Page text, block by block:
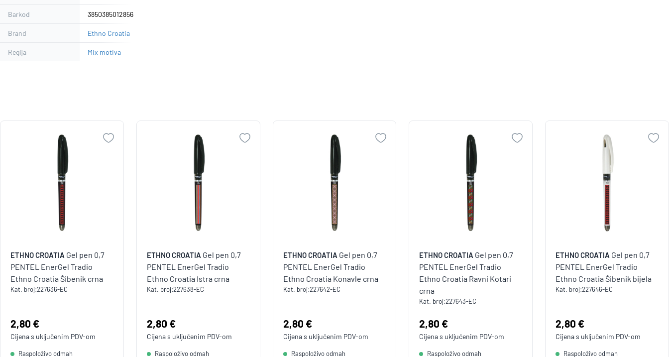
Barkod 3850385012856
Brand Ethno Croatia
Regija Mix motiva
ETHNO CROATIA Gel pen 0,7
PENTEL EnerGel Tradio
Ethno Croatia Šibenik crna
Kat. broj:227636-EC
Cijena:
2,80 €
Cijena s uključenim PDV-om
Raspoloživo odmah
ETHNO CROATIA Gel pen 0,7
PENTEL EnerGel Tradio
Ethno Croatia Istra crna
Kat. broj:227638-EC
Cijena:
2,80 €
Cijena s uključenim PDV-om
Raspoloživo odmah
ETHNO CROATIA Gel pen 0,7
PENTEL EnerGel Tradio
Ethno Croatia Konavle crna
Kat. broj:227642-EC
Cijena:
2,80 €
Cijena s uključenim PDV-om
Raspoloživo odmah
ETHNO CROATIA Gel pen 0,7
PENTEL EnerGel Tradio
Ethno Croatia Ravni Kotari
crna
Kat. broj:227643-EC
Cijena:
2,80 €
Cijena s uključenim PDV-om
Raspoloživo odmah
ETHNO CROATIA Gel pen 0,7
PENTEL EnerGel Tradio
Ethno Croatia Šibenik bijela
Kat. broj:227646-EC
Cijena:
2,80 €
Cijena s uključenim PDV-om
Raspoloživo odmah